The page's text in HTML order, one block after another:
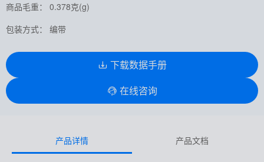
商品毛重： 0.378克(g)
包装方式： 编带
下载数据手册
在线咨询
产品详情 产品文档